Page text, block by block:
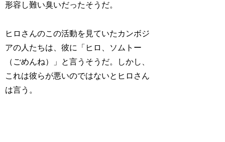
形容し難い臭いだったそうだ。
ヒロさんのこの活動を見ていたカンボジ
アの人たちは、彼に「ヒロ、ソムトー
（ごめんね）」と言うそうだ。しかし、
これは彼らが悪いのではないとヒロさん
は言う。